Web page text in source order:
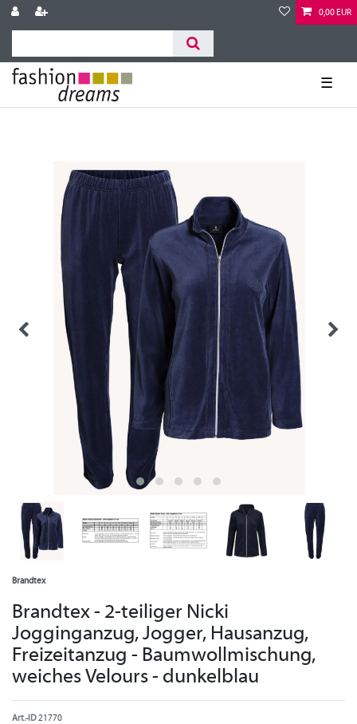
0,00 EUR
☰
Brandtex
Brandtex - 2-teiliger Nicki
Jogginganzug, Jogger, Hausanzug,
Freizeitanzug - Baumwollmischung,
weiches Velours - dunkelblau
Art.-ID21770